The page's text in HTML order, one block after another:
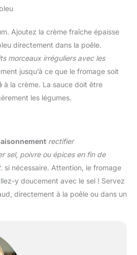
Ajoutez la crème fraîche épaisse
directement dans la poêle.
morceaux irréguliers avec les
jusqu’à ce que le fromage soit
à la crème. La sauce doit être
les légumes.
rectifier
sel, poivre ou épices en fin de
si nécessaire. Attention, le fromage
y doucement avec le sel ! Servez
directement à la poêle ou dans un